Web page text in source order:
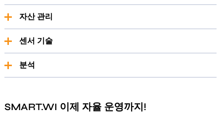
상태 모니터링
SMART.WI.는 배관이 실제 운영 중 어떻게 작동하는지 보여줍
니다. 이를 통해 이상 징후를 조기에 감지하고, 유지보수를 계
획하며, 위험한 상태 발생 시 자동으로 알림을 받을 수 있습니
다.
자산 관리
자산 관리
설비안전성을추가로높이고장기적으로운영비용을절감합
니다 :관련
할당하며
센서 기술
센서 기술
SMART.WI.는 중요한 곳, 즉 보정기 바로에서 측정합니다. 플
간편하게 연결됩니다.
분석
분석
SMART.WI.는 현재 측정값뿐만 아니라 과거 기록도 평가합니
다. 정의된 측정 단계 이후, 시스템은 센서 기술 도입 이전에 발
SMART.WI 이제 자율 운영까지!